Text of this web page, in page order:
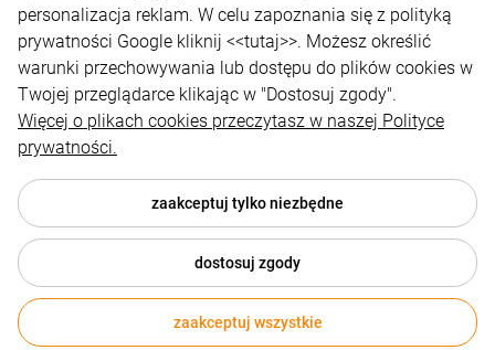
Informacje
O nas
© 2026 www.rmdbike.com . Wszelkie prawa zastrzeżone.
Premium
personalizacja reklam. W celu zapoznania się z polityką
prywatności Google kliknij <<tutaj>>. Możesz określić
warunki przechowywania lub dostępu do plików cookies w
Twojej przeglądarce klikając w "Dostosuj zgody".
Więcej o plikach cookies przeczytasz w naszej Polityce
prywatności.
zaakceptuj tylko niezbędne
dostosuj zgody
zaakceptuj wszystkie